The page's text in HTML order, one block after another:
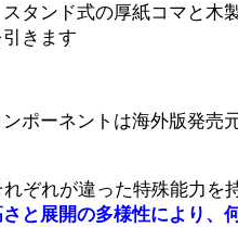
タンド式の厚紙コマと木
きます
ポーネントは海外版発売
ぞれが違った特殊能力
と展開の多様性により、